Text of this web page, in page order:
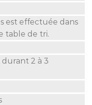
est effectuée dans
table de tri.
2 à 3